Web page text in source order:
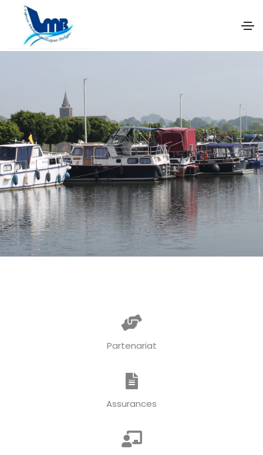
Partenariat
Assurances